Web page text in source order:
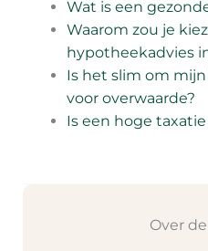
Wat is een
Waarom zou je
hypotheekadvies
Is het slim om
voor overwaarde?
Is een hoge
Over